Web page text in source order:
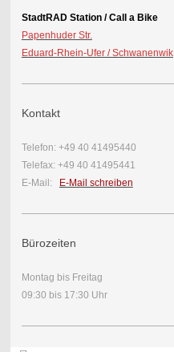
StadtRAD Station / Call a Bike
Papenhuder Str.
Eduard-Rhein-Ufer / Schwanenwik
Kontakt
Telefon: +49 40 41495440
Telefax: +49 40 41495441
E-Mail:
E-Mail schreiben
Bürozeiten
Montag bis Freitag
09:30 bis 17:30 Uhr